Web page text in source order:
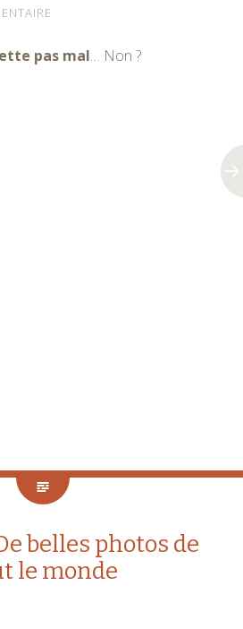
pas mal… Non ?
belles photos de
le monde